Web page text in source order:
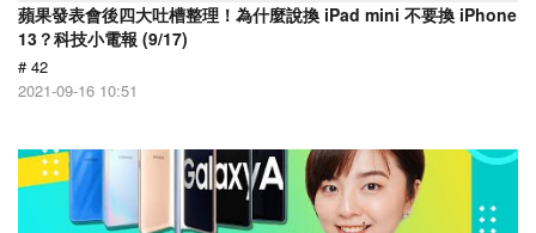
蘋果發表會後四大吐槽整理！為什麼說換 iPad mini 不要換 iPhone
13？科技小電報 (9/17)
# 42
2021-09-16 10:51